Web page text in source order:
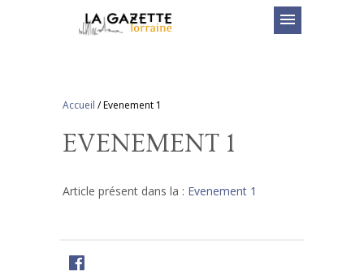
menu
Accueil /Evenement 1
EVENEMENT 1
Article présent dans la : Evenement 1